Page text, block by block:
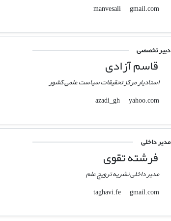
manvesali
gmail.com
دبیر تخصصی
قاسم آزادی
استادیار مرکز تحقیقات سیاست علمی کشور
azadi_gh
yahoo.com
مدیر داخلی
فرشته تقوی
مدیر داخلی نشریه ترویج علم
taghavi.fe
gmail.com